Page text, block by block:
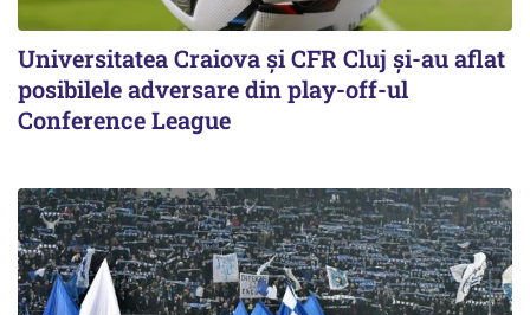
Universitatea Craiova și CFR Cluj și-au aflat
posibilele adversare din play-off-ul
Conference League